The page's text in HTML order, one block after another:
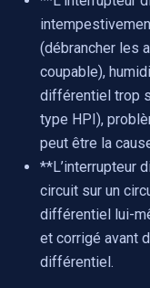
(débrancher les
coupable),
différentiel trop
type HPI),
peut être la
**L’interrupteur
circuit sur un
différentiel lui-
et corrigé avant
différentiel.